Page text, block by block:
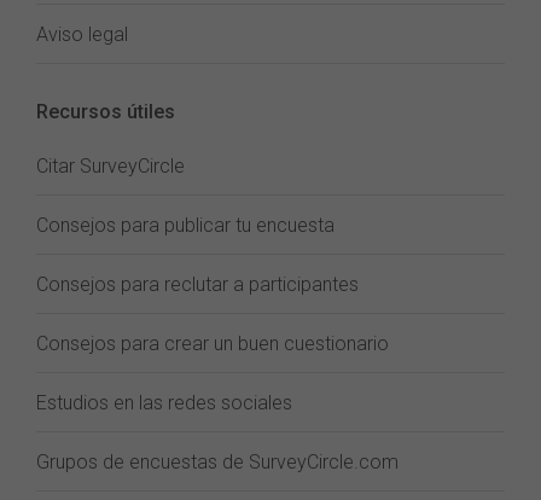
Aviso legal
Recursos útiles
Citar SurveyCircle
Consejos para publicar tu encuesta
Consejos para reclutar a participantes
Consejos para crear un buen cuestionario
Estudios en las redes sociales
Grupos de encuestas de SurveyCircle.com